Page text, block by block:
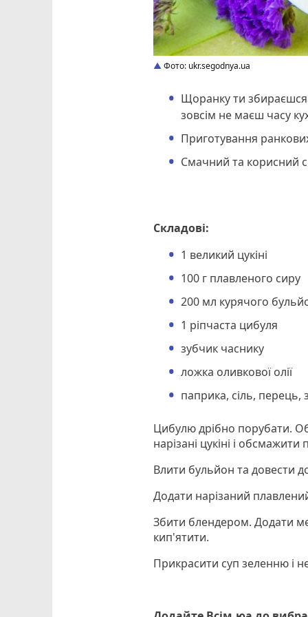
Фото: ukr.segodnya.ua
Щоранку ти
зовсім не маєш часу
Приготування
Смачний та корисний
Складові:
1 великий цукіні
100 г плавленого сиру
200 мл курячого
1 ріпчаста цибуля
зубчик часнику
ложка оливкової олії
паприка, сіль, перець,
Цибулю дрібно порубати.
нарізані цукіні і
Влити бульйон та довести
Додати нарізаний
Збити блендером. Додати
кип'ятити.
Прикрасити суп зеленню і